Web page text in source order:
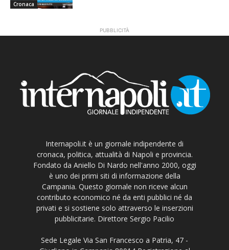
Cronaca
PUBBLICITÀ
Internapoli.it è un giornale indipendente di
cronaca, politica, attualità di Napoli e provincia.
Fondato da Aniello Di Nardo nell'anno 2000, oggi
è uno dei primi siti di informazione della
Campania. Questo giornale non riceve alcun
contributo economico né da enti pubblici né da
privati e si sostiene solo attraverso le inserzioni
pubblicitarie. Direttore Sergio Pacilio
Sede Legale Via San Francesco a Patria, 47 -